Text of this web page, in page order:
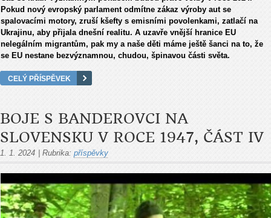
Pokud nový evropský parlament odmítne zákaz výroby aut se
spalovacími motory, zruší kšefty s emisními povolenkami, zatlačí na
Ukrajinu, aby přijala dnešní realitu. A uzavře vnější hranice EU
nelegálním migrantům, pak my a naše děti máme ještě šanci na to, že
se EU nestane bezvýznamnou, chudou, špinavou části světa.
CELÝ PŘÍSPĚVEK
BOJE S BANDEROVCI NA
SLOVENSKU V ROCE 1947, ČÁST IV
1. 1. 2024 Rubrika: příspěvky